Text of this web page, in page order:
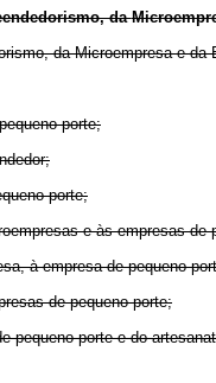
da
daMicroempresa e da
porte;
porte;
e às empresas de
à empresa de pequeno
de pequeno porte;
porte e do